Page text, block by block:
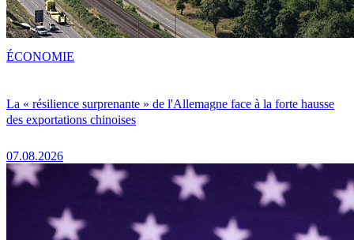
La « résilience surprenante » de l'Allemagne face à la forte hausse
des exportations chinoises
07.08.2026
ÉCONOMIE